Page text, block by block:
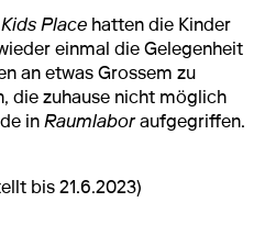
Kids Place hatten die Kinder
einmal die Gelegenheit
an etwas Grossem zu
die zuhause nicht möglich
in Raumlaboraufgegriffen.
bis 21.6.2023)